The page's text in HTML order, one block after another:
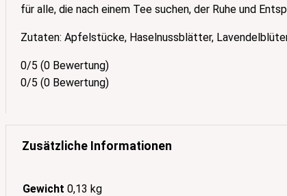
für alle, die nach einem Tee suchen, der Ruhe und
Zutaten: Apfelstücke, Haselnussblätter,
0/5 (0 Bewertung)
0/5 (0 Bewertung)
Zusätzliche Informationen
Gewicht 0,13 kg